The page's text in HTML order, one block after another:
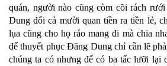
quán, người nào cũng còm cõi rách
Dung đổi cả mười quan tiền ra tiền lẻ,
lụa cũng cho họ ráo mang đi mà chia
để thuyết phục Đăng Dung chỉ cần lẽ
chúng ta có nhưng để có ba tấc lưỡi lại